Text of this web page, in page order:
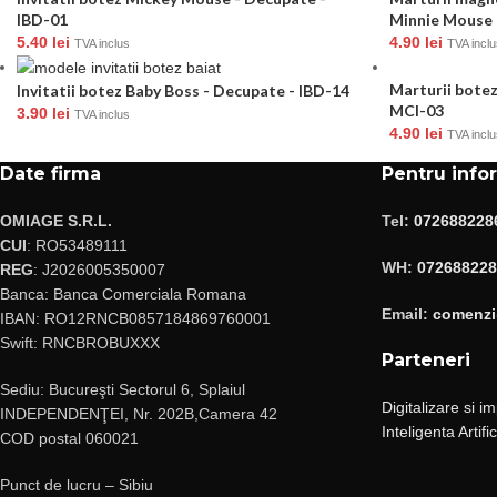
IBD-01
5.40 lei TVA inclus
Invitatii botez Baby Boss - Decupate - IBD-14
3.90 lei TVA inclus
Minnie Mouse
4.90 lei TVA
Marturii
MCI-03
4.90 lei TVA
Date firma
OMIAGE S.R.L.
CUI: RO53489111
REG: J2026005350007
Banca: Banca Comerciala Romana
IBAN: RO12RNCB0857184869760001
Swift: RNCBROBUXXX
Sediu: Bucureşti Sectorul 6, Splaiul
INDEPENDENŢEI, Nr. 202B,Camera 42
COD postal 060021
Punct de lucru – Sibiu
Pentru
Tel:
WH:
Email:
Parteneri
Digitalizare si
Inteligenta